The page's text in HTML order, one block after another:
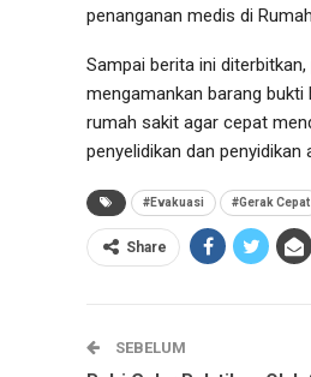
penanganan medis di
Sampai berita ini
mengamankan barang
rumah sakit agar cepat
penyelidikan dan
#Evakuasi #Gerak Cepat
Share
SEBELUM